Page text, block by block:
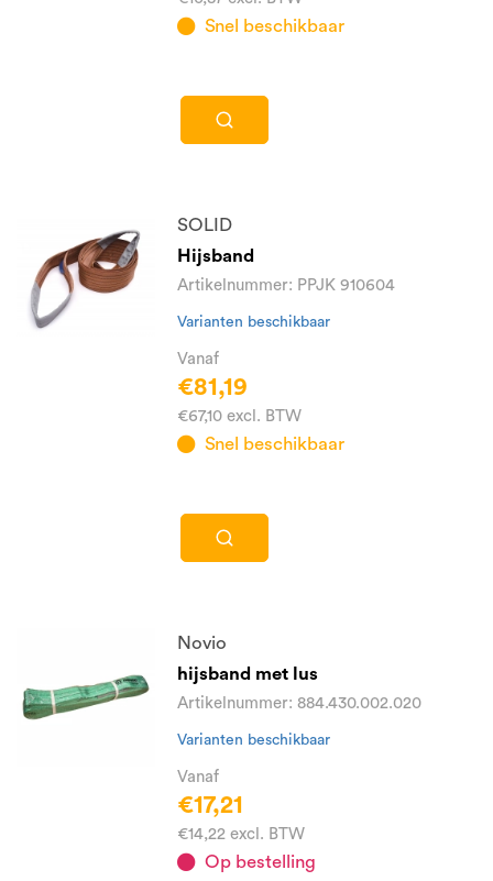
Snel beschikbaar
SOLID
Hijsband
Artikelnummer: PPJK 910604
Varianten beschikbaar
Vanaf
€81,19
€67,10 excl. BTW
Snel beschikbaar
Novio
hijsband met lus
Artikelnummer: 884.430.002.020
Varianten beschikbaar
Vanaf
€17,21
€14,22 excl. BTW
Op bestelling